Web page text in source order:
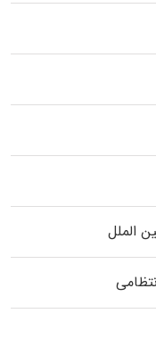
الملل